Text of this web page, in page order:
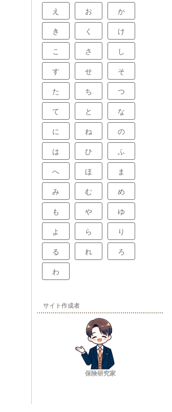
え お か
き く け
こ さ し
す せ そ
た ち つ
て と な
に ね の
は ひ ふ
へ ほ ま
み む め
も や ゆ
よ ら り
る れ ろ
わ
サイト作成者
保険研究家